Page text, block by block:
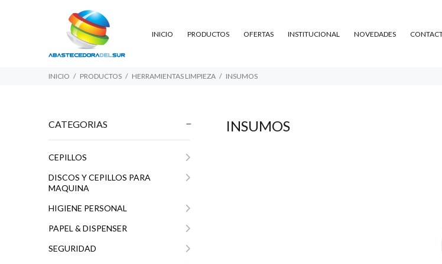
INICIO PRODUCTOS OFERTAS INSTITUCIONAL NOVEDADES
INICIO PRODUCTOS HERRAMIENTAS LIMPIEZA INSUMOS
CATEGORIAS
CEPILLOS
DISCOS Y CEPILLOS PARA
MAQUINA
HIGIENE PERSONAL
PAPEL & DISPENSER
SEGURIDAD
INSUMOS